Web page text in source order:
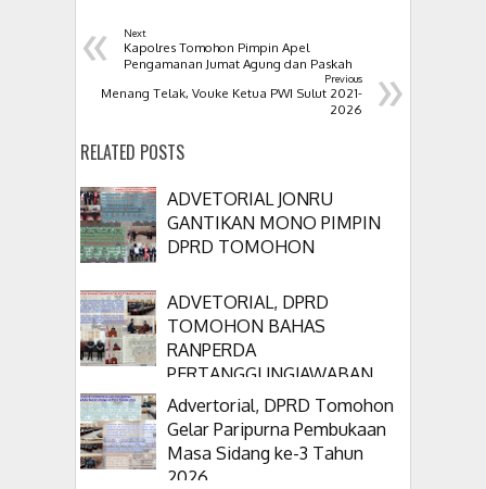
« Next
Kapolres Tomohon Pimpin Apel
Pengamanan Jumat Agung dan Paskah
»
Previous
Menang Telak, Vouke Ketua PWI Sulut 2021-
2026
RELATED POSTS
ADVETORIAL JONRU
GANTIKAN MONO PIMPIN
DPRD TOMOHON
ADVETORIAL, DPRD
TOMOHON BAHAS
RANPERDA
PERTANGGUNGJAWABAN
APBD 2025
Advertorial, DPRD Tomohon
Gelar Paripurna Pembukaan
Masa Sidang ke-3 Tahun
2026